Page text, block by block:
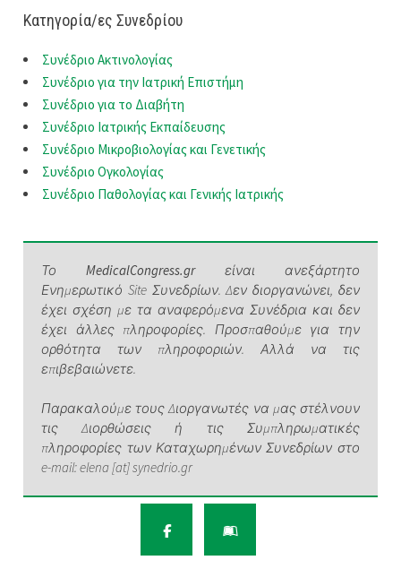
Κατηγορία/ες Συνεδρίου
Συνέδριο Ακτινολογίας
Συνέδριο για την Ιατρική Επιστήμη
Συνέδριο για το Διαβήτη
Συνέδριο Ιατρικής Εκπαίδευσης
Συνέδριο Μικροβιολογίας και Γενετικής
Συνέδριο Ογκολογίας
Συνέδριο Παθολογίας και Γενικής Ιατρικής
ΤοMedicalCongress.grείναι ανεξάρτητο
Ενημερωτικό Site Συνεδρίων. Δεν διοργανώνει, δεν
έχει σχέση με τα αναφερόμενα Συνέδρια και δεν
έχει άλλες πληροφορίες. Προσπαθούμε για την
ορθότητα των πληροφοριών. Αλλά να τις
επιβεβαιώνετε.
Παρακαλούμε τους Διοργανωτές να μας στέλνουν
τις Διορθώσεις ή τις Συμπληρωματικές
πληροφορίες των Καταχωρημένων Συνεδρίων στο
e-mail: elena [at] synedrio.gr